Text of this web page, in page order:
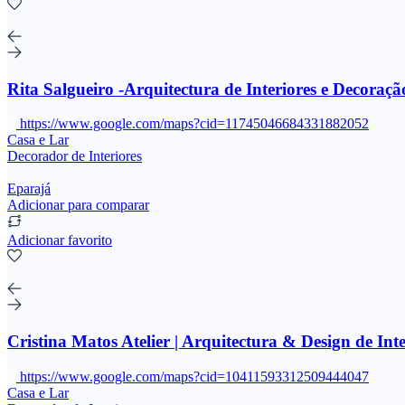
Rita Salgueiro -Arquitectura de Interiores e
https://www.google.com/maps?cid=11745046684331882052
Casa e Lar
Decorador de Interiores
Eparajá
Adicionar para comparar
Adicionar favorito
Cristina Matos Atelier | Arquitectura & Design de
https://www.google.com/maps?cid=10411593312509444047
Casa e Lar